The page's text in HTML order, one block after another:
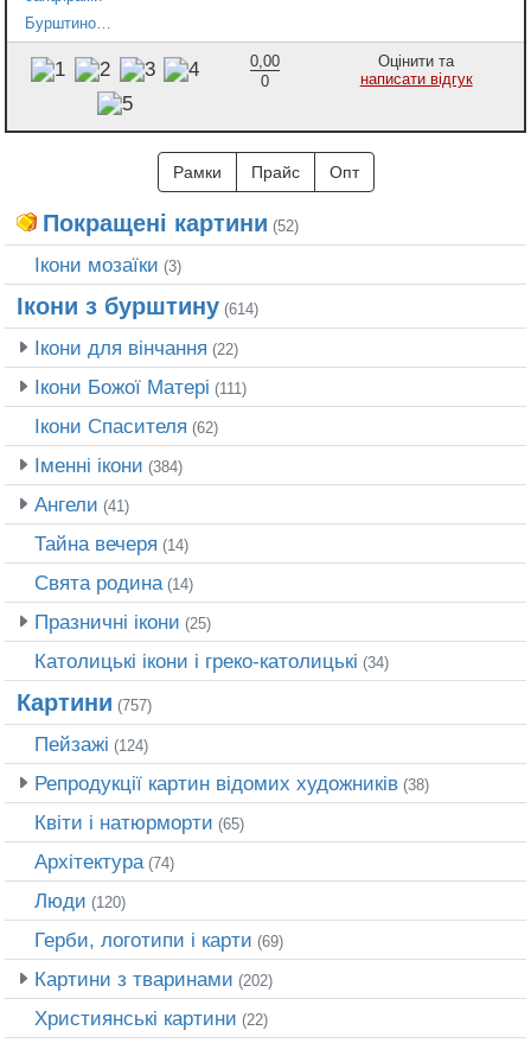
0,00
0
Оцінити та
написати відгук
Рамки Прайс Опт
Покращені картини (52)
Ікони мозаїки (3)
Ікони з бурштину (614)
Ікони для вінчання (22)
Ікони Божої Матері (111)
Ікони Спасителя (62)
Іменні ікони (384)
Ангели (41)
Тайна вечеря (14)
Свята родина (14)
Празничні ікони (25)
Католицькі ікони і греко-католицькі (34)
Картини (757)
Пейзажі (124)
Репродукції картин відомих художників (38)
Квіти і натюрморти (65)
Архітектура (74)
Люди (120)
Герби, логотипи і карти (69)
Картини з тваринами (202)
Християнські картини (22)